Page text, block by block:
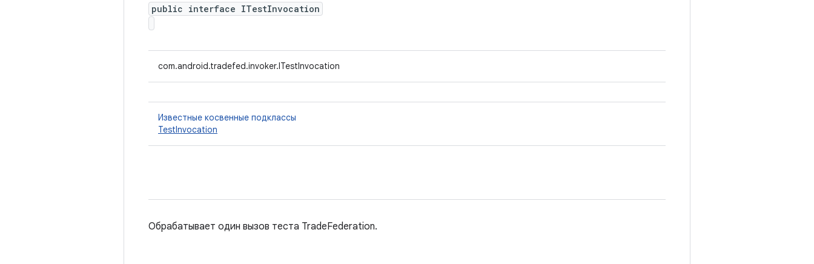
public interface ITestInvocation
com.android.tradefed.invoker.ITestInvocation
Известные косвенные подклассы
TestInvocation
Обрабатывает один вызов теста TradeFederation.